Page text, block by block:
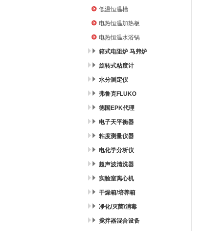
低温恒温槽
电热恒温加热板
电热恒温水浴锅
箱式电阻炉 马弗炉
旋转式粘度计
水分测定仪
弗鲁克FLUKO
德国EPK代理
电子天平衡器
粘度测量仪器
电化学分析仪
超声波清洗器
实验室离心机
干燥箱/培养箱
净化/灭菌/消毒
搅拌器混合设备